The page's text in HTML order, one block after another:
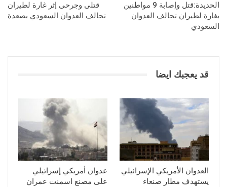
الحديدة:قتل وإصابة 9 مواطنين
بغارة لطيران تحالف العدوان
السعودي
قتلى وجرحى إثر غارة لطيران
تحالف العدوان السعودي بصعدة
قد يعجبك ايضا
العدوان الأمريكي الإسرائيلي
يستهدف مطار صنعاء
عدوان أمريكي إسرائيلي
على مصنع اسمنت عمران